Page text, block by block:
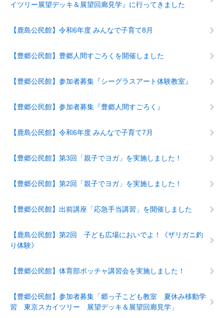
イツリー展望デッキ＆展望回廊見学』に行ってきました
【鹿島公民館】令和6年度 みんなで子育て8月
【豊郷公民館】豊郷人間すごろくを開催しました
【豊郷公民館】参加者募集『シーグラスアート体験教室』
【豊郷公民館】参加者募集『豊郷人間すごろく』
【鹿島公民館】令和6年度 みんなで子育て7月
【豊郷公民館】第3回「親子でヨガ」を実施しました！
【豊郷公民館】第2回「親子でヨガ」を実施しました！
【豊郷公民館】出前講座「応急手当講習」を開催しました
【鹿島公民館】第2回 子ども広場においでよ！《ザリガニ釣
り体験》
【豊郷公民館】体育部ボッチャ講習会を実施しました！
【豊郷公民館】参加者募集「郷っ子こども教室 夏休み移動学
習 東京スカイツリー 展望デッキ＆展望回廊見学」